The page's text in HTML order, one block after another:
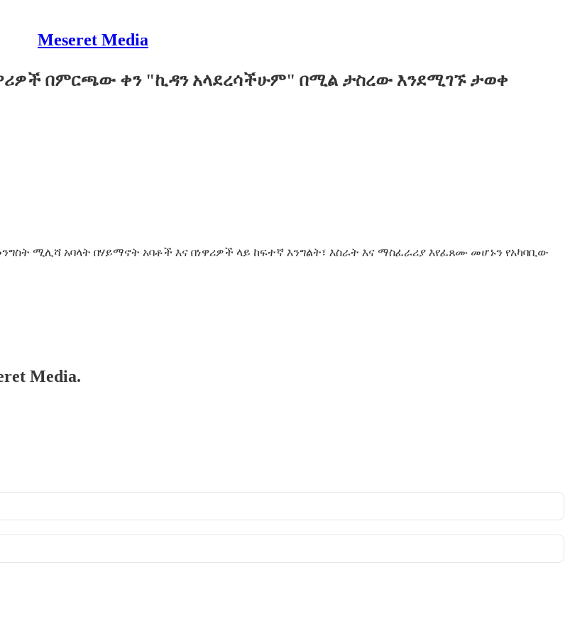
Meseret Media
ነዋሪዎች በምርጫው ቀን "ኪዳን አላደረሳችሁም" በሚል ታስረው እንደሚገኙ ታወቀ
ሚሊሻ አባላት በሃይማኖት አባቶች እና በነዋሪዎች ላይ ከፍተኛ እንግልት፣ እስራት እና ማስፈራሪያ እየፈጸሙ መሆኑን የአካባቢው
Media.